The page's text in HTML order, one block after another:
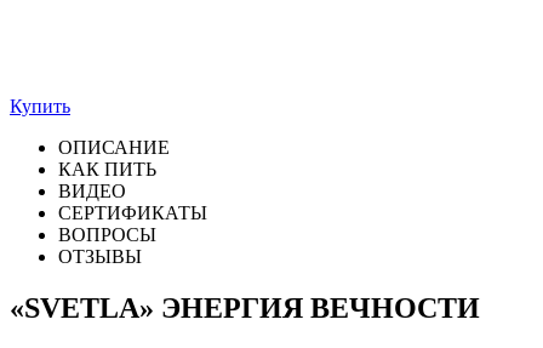
Купить
ОПИСАНИЕ
КАК ПИТЬ
ВИДЕО
СЕРТИФИКАТЫ
ВОПРОСЫ
ОТЗЫВЫ
«SVETLA» ЭНЕРГИЯ ВЕЧНОСТИ